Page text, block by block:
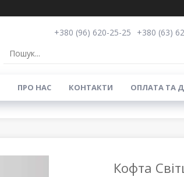
+380 (96) 620-25-25
+380 (63)
ПРО НАС КОНТАКТИ ОПЛАТА ТА
Кофта